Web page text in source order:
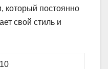
который постоянно
свой стиль и